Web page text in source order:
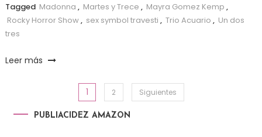
Tagged Madonna , Martes y Trece , Mayra Gomez Kemp ,
Rocky Horror Show, sex symbol travesti , Trio Acuario , Un dos
tres
Leer más
Paginación de entradas
1 2 Siguientes
PUBLIACIDEZ AMAZON